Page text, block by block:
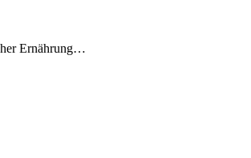
Ernährung…